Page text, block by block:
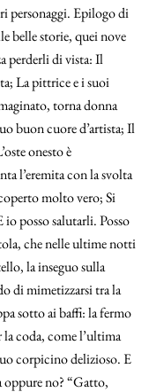
personaggi. Epilogo di
belle storie, quei nove
perderli di vista: Il
La pittrice e i suoi
torna donna
buon cuore d’artista; Il
onesto è
l’eremita con la svolta
molto vero; Si
io posso salutarli. Posso
che nelle ultime notti
la inseguo sulla
di mimetizzarsi tra la
sotto ai baffi: la fermo
coda, come l’ultima
corpicino delizioso. E
oppure no? “Gatto,